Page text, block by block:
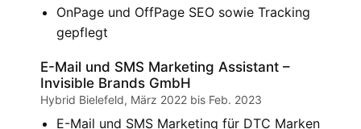
OnPage und OffPage SEO sowie Tracking
gepflegt
E-Mail und SMS Marketing Assistant –
Invisible Brands GmbH
Hybrid Bielefeld, März 2022 bis Feb. 2023
E-Mail und SMS Marketing für DTC Marken